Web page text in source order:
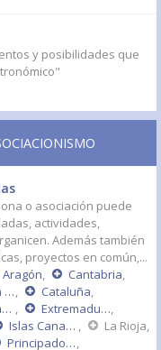
y posibilidades que
o asociación puede
actividades,
Además también
proyectos en común,...
Aragón, Cantabria,
, Cataluña,
, Extremadura
,
Islas Canarias , La Rioja,
Principado de Asturias
,